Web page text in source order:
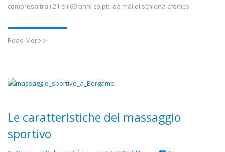
compresa tra i 21 e i 69 anni colpiti da mal di schiena cronico,
Read More >
Le caratteristiche del massaggio
sportivo